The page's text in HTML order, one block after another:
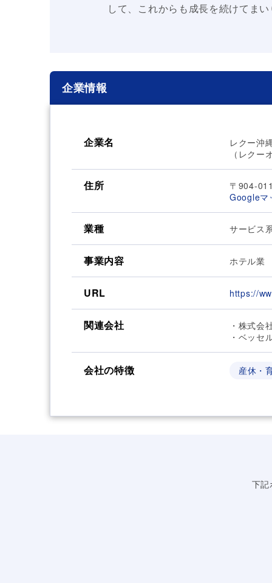
して、これからも成長を続けてま
企業情報
企業名
レクー沖
（レク
住所
〒904-
Googleマ
業種 サービス
事業内容 ホテル業
URL https://
関連会社
・株式会
・ベッセ
会社の特徴 産休・
下